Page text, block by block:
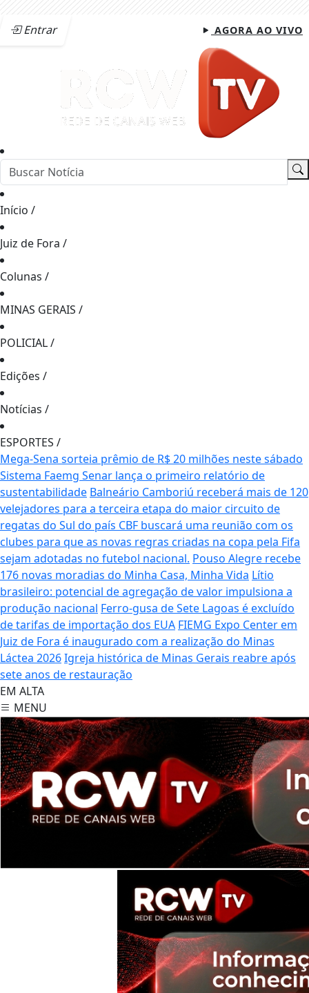
Entrar AGORA AO VIVO
Início /
Juiz de Fora /
Colunas /
MINAS GERAIS /
POLICIAL/
Edições /
Notícias /
ESPORTES /
Mega-Sena sorteia prêmio de R$ 20 milhões neste sábado
Sistema Faemg Senar lança o primeiro relatório de
sustentabilidade Balneário Camboriú receberá mais de 120
velejadores para a terceira etapa do maior circuito de
regatas do Sul do país CBF buscará uma reunião com os
clubes para que as novas regras criadas na copa pela Fifa
sejam adotadas no futebol nacional. Pouso Alegre recebe
176 novas moradias do Minha Casa, Minha Vida Lítio
brasileiro: potencial de agregação de valor impulsiona a
produção nacional Ferro-gusa de Sete Lagoas é excluído
de tarifas de importação dos EUA FIEMG Expo Center em
Juiz de Fora é inaugurado com a realização do Minas
Láctea 2026Igreja histórica de Minas Gerais reabre após
sete anos de restauração
EM ALTA
MENU